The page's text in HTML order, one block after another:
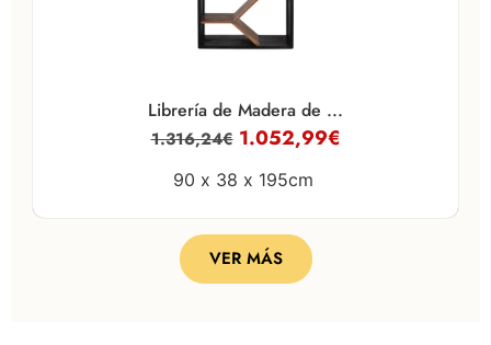
Librería de Madera de ...
1.316,24€ 1.052,99€
90 x 38 x 195cm
VER MÁS